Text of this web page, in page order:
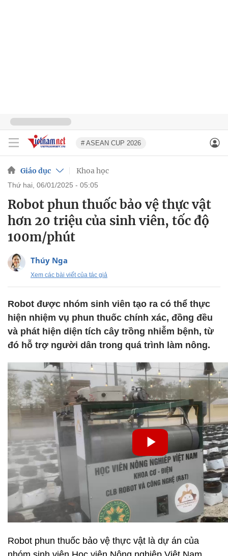
# ASEAN CUP 2026
Giáo dục Khoa học
thứ hai, 06/01/2025 - 05:05
Robot phun thuốc bảo vệ thực vật
hơn 20 triệu của sinh viên, tốc độ
100m/phút
Thúy Nga
Xem các bài viết của tác giả
Robot được nhóm sinh viên tạo ra có thể thực
hiện nhiệm vụ phun thuốc chính xác, đồng đều
và phát hiện diện tích cây trồng nhiễm bệnh, từ
đó hỗ trợ người dân trong quá trình làm nông.
Robot phun thuốc bảo vệ thực vật là dự án của